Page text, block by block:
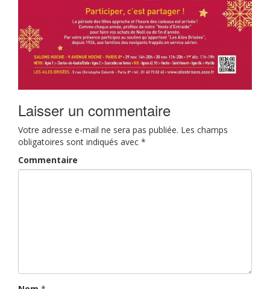
Laisser un commentaire
Votre adresse e-mail ne sera pas publiée. Les champs
obligatoires sont indiqués avec *
Commentaire